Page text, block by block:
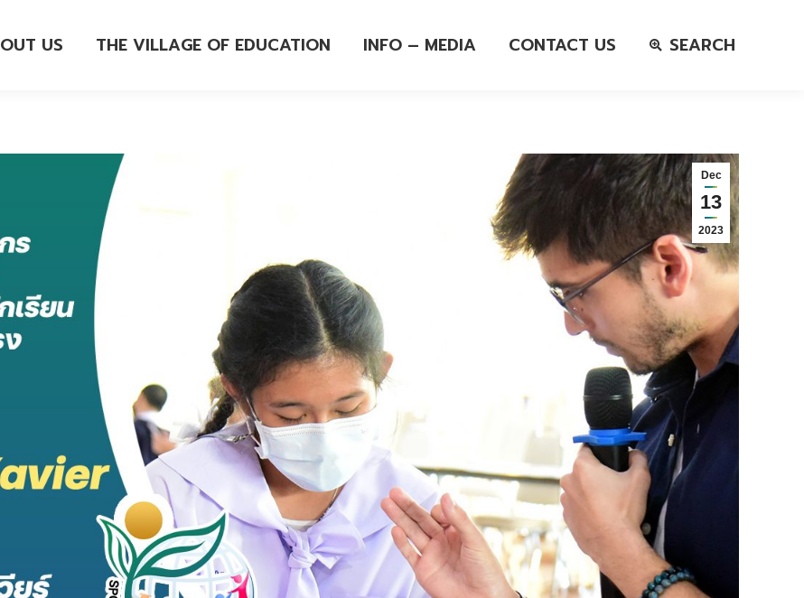
US THE VILLAGE OF EDUCATION INFO – MEDIA CONTACT US SEARCH
Dec
13
2023